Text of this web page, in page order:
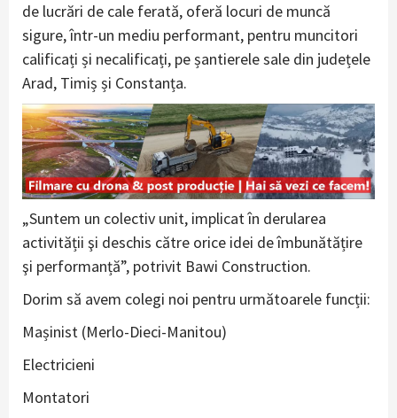
de lucrări de cale ferată, oferă locuri de muncă
sigure, într-un mediu performant, pentru muncitori
calificați și necalificați, pe șantierele sale din județele
Arad, Timiș și Constanța.
„Suntem un colectiv unit, implicat în derularea
activității şi deschis către orice idei de îmbunătățire
şi performanță”, potrivit Bawi Construction.
Dorim să avem colegi noi pentru următoarele funcții:
Mașinist (Merlo-Dieci-Manitou)
Electricieni
Montatori